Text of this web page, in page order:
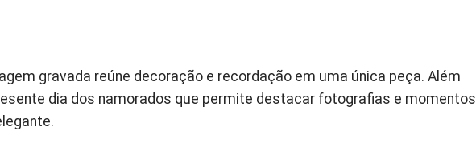
gravada reúne decoração e recordação em uma única peça. Além
dia dos namorados que permite destacar fotografias e momentos